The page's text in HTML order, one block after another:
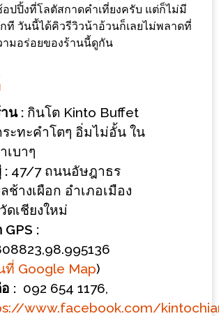
หม่
อปปิ้งที่โลตัสกาดคำเที่ยงครับ แต่ก็ไม่มี
ที วันนี้ได้คิวรีวิวน้าอ้วนก็เลยไม่พลาดที่
มอร่อยของร้านนี้ดูกัน
น : กินโต Kinto Buffet
ะทะคำโตๆ อิ่มไม่อั้น ใน
เบาๆ
: 47/7 ถนนอัษฎาธร
ช้างเผือก อำเภอเมือง
ดเชียงใหม่
:
ที่ Google Map)
: 092 654 1176,
www.facebook.com/